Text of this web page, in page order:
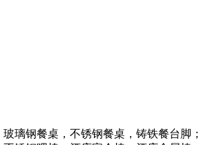
璃钢餐桌，不锈钢餐桌，铸铁餐台脚；